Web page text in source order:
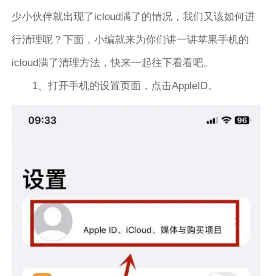
少小伙伴就出现了icloud满了的情况，我们又该如何进
行清理呢？下面，小编就来为你们讲一讲苹果手机的
icloud满了清理方法，快来一起往下看看吧。
1、打开手机的设置页面，点击AppleID。